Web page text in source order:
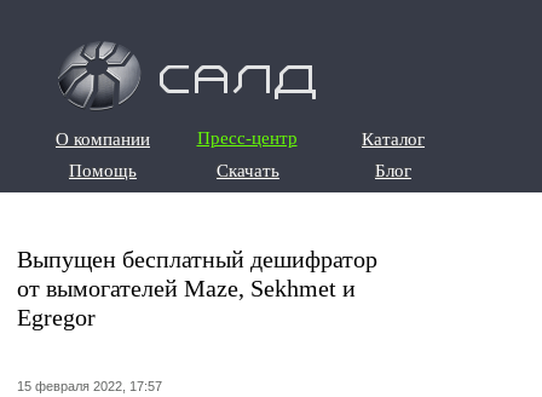
О компании
О компании Пресс-центр Каталог
Каталог
Помощь
Помощь Скачать
Скачать Блог
Блог
Выпущен бесплатный дешифратор
от вымогателей Maze, Sekhmet и
Egregor
15 февраля 2022, 17:57